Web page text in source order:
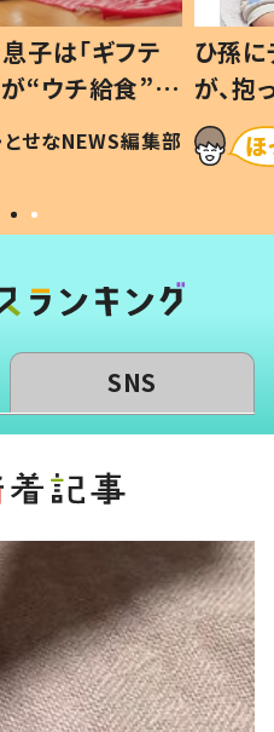
子は「ギフテ
“ウチ給食”を
は #令和の親
とせなNEWS編集部
ひ孫
が、
「涙が
い」
SNS